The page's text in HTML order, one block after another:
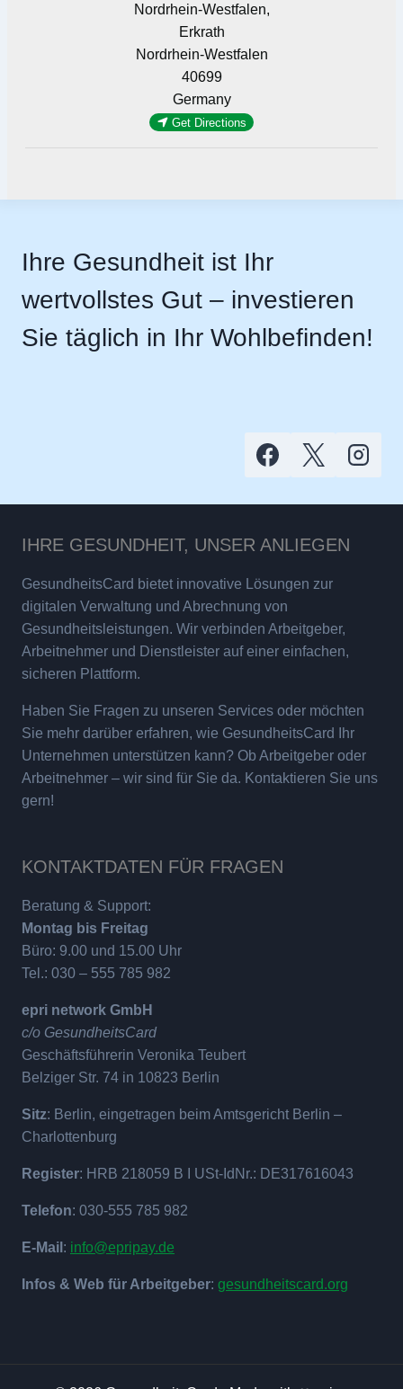
Nordrhein-Westfalen,
Erkrath
Nordrhein-Westfalen
40699
Germany
Get Directions
Ihre Gesundheit ist Ihr
wertvollstes Gut – investieren
Sie täglich in Ihr Wohlbefinden!
IHRE GESUNDHEIT, UNSER ANLIEGEN
GesundheitsCard bietet innovative Lösungen zur
digitalen Verwaltung und Abrechnung von
Gesundheitsleistungen. Wir verbinden Arbeitgeber,
Arbeitnehmer und Dienstleister auf einer einfachen,
sicheren Plattform.
Haben Sie Fragen zu unseren Services oder möchten
Sie mehr darüber erfahren, wie GesundheitsCard Ihr
Unternehmen unterstützen kann? Ob Arbeitgeber oder
Arbeitnehmer – wir sind für Sie da. Kontaktieren Sie uns
gern!
KONTAKTDATEN FÜR FRAGEN
Beratung & Support:
Montag bis Freitag
Büro: 9.00 und 15.00 Uhr
Tel.: 030 – 555 785 982
epri network GmbH
c/o GesundheitsCard
Geschäftsführerin Veronika Teubert
Belziger Str. 74 in 10823 Berlin
Sitz: Berlin, eingetragen beim Amtsgericht Berlin –
Charlottenburg
Register: HRB 218059 B I USt-IdNr.: DE317616043
Telefon: 030-555 785 982
E-Mail : info@epripay.de
Infos & Web für Arbeitgeber: gesundheitscard.org